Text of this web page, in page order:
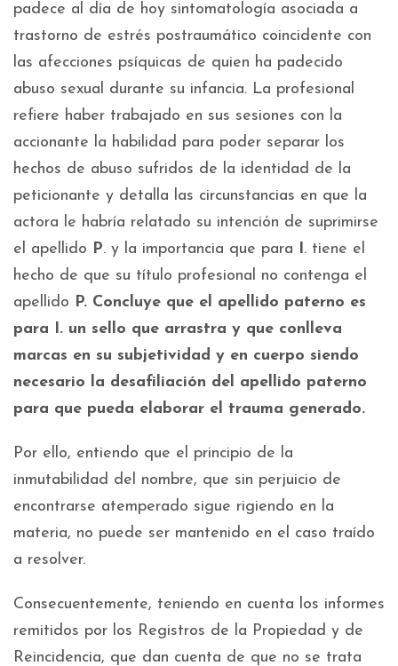
padece al día de hoy sintomatología asociada a
trastorno de estrés postraumático coincidente con
las afecciones psíquicas de quien ha padecido
abuso sexual durante su infancia. La profesional
refiere haber trabajado en sus sesiones con la
accionante la habilidad para poder separar los
hechos de abuso sufridos de la identidad de la
peticionante y detalla las circunstancias en que la
actora le habría relatado su intención de suprimirse
el apellido P. y la importancia que para I. tiene el
hecho de que su título profesional no contenga el
apellido P. Concluye que el apellido paterno es
para I. un sello que arrastra y que conlleva
marcas en su subjetividad y en cuerpo siendo
necesario la desafiliación del apellido paterno
para que pueda elaborar el trauma generado.
Por ello, entiendo que el principio de la
inmutabilidad del nombre, que sin perjuicio de
encontrarse atemperado sigue rigiendo en la
materia, no puede ser mantenido en el caso traído
a resolver.
Consecuentemente, teniendo en cuenta los informes
remitidos por los Registros de la Propiedad y de
Reincidencia, que dan cuenta de que no se trata